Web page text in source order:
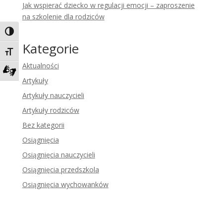
Toggle High Contrast
Toggle Font size
Zadzwoń do tłumacza języka migowego
Jak wspierać dziecko w regulacji emocji – zaproszenie
na szkolenie dla rodziców
Kategorie
Aktualności
Artykuły
Artykuły nauczycieli
Artykuły rodziców
Bez kategorii
Osiągnięcia
Osiągnięcia nauczycieli
Osiągnięcia przedszkola
Osiągnięcia wychowanków